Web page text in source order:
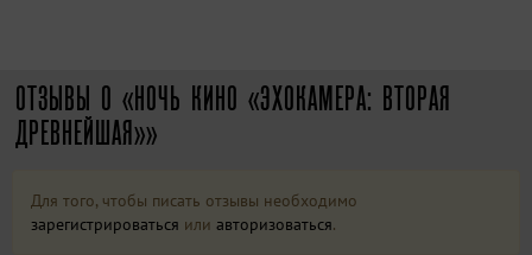
ОТЗЫВЫ О «НОЧЬ КИНО «ЭХОКАМЕРА: ВТОРАЯ
ДРЕВНЕЙШАЯ»»
Для того, чтобы писать отзывы необходимо
зарегистрироваться или авторизоваться.